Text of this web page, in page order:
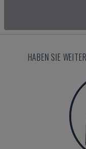
HABEN SIE